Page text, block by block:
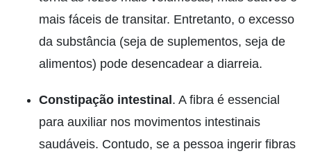
mais fáceis de transitar. Entretanto, o excesso
da substância (seja de suplementos, seja de
alimentos) pode desencadear a diarreia.
Constipação intestinal. A fibra é essencial
para auxiliar nos movimentos intestinais
saudáveis. Contudo, se a pessoa ingerir fibras